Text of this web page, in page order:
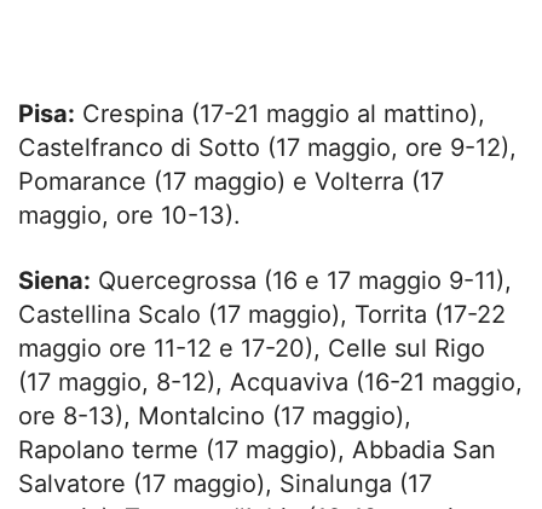
Pisa: Crespina (17-21 maggio al mattino),
Castelfranco di Sotto (17 maggio, ore 9-12),
Pomarance (17 maggio) e Volterra (17
maggio, ore 10-13).
Siena: Quercegrossa (16 e 17 maggio 9-11),
Castellina Scalo (17 maggio), Torrita (17-22
maggio ore 11-12 e 17-20), Celle sul Rigo
(17 maggio, 8-12), Acquaviva (16-21 maggio,
ore 8-13), Montalcino (17 maggio),
Rapolano terme (17 maggio), Abbadia San
Salvatore (17 maggio), Sinalunga (17